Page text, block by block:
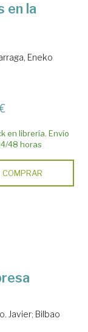
en la
Eneko
en librería. Envío
48 horas
COMPRAR
Javier; Bilbao